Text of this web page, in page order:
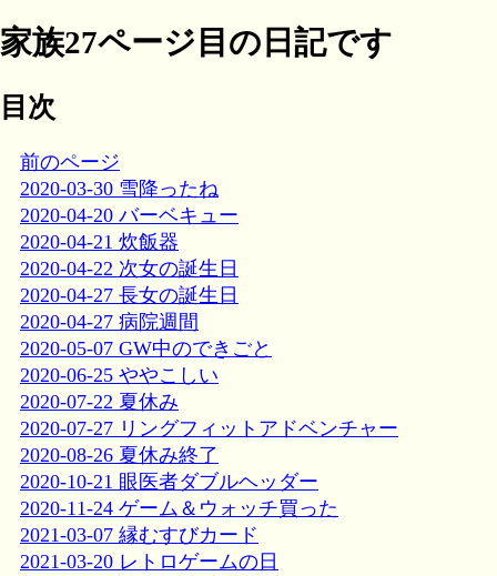
家族27ページ目の日記です
目次
前のページ
2020-03-30 雪降ったね
2020-04-20 バーベキュー
2020-04-21 炊飯器
2020-04-22 次女の誕生日
2020-04-27 長女の誕生日
2020-04-27 病院週間
2020-05-07 GW中のできごと
2020-06-25 ややこしい
2020-07-22 夏休み
2020-07-27 リングフィットアドベンチャー
2020-08-26 夏休み終了
2020-10-21 眼医者ダブルヘッダー
2020-11-24 ゲーム＆ウォッチ買った
2021-03-07 縁むすびカード
2021-03-20 レトロゲームの日